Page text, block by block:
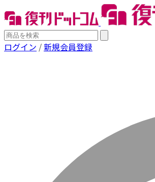
ログイン /新規会員登録